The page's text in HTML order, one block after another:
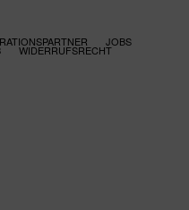
JOBS
WIDERRUFSRECHT